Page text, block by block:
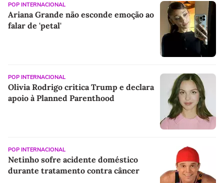
POP INTERNACIONAL
Ariana Grande não esconde emoção ao
falar de 'petal'
POP INTERNACIONAL
Olivia Rodrigo critica Trump e declara
apoio à Planned Parenthood
POP INTERNACIONAL
Netinho sofre acidente doméstico
durante tratamento contra câncer